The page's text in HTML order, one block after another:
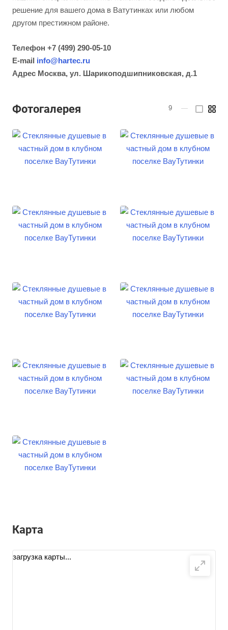
решение для вашего дома в Ватутинках или любом
другом престижном районе.
Телефон +7 (499) 290-05-10
E-mail info@hartec.ru
Адрес Москва, ул. Шарикоподшипниковская, д.1
Фотогалерея 9 —
Карта
загрузка карты...